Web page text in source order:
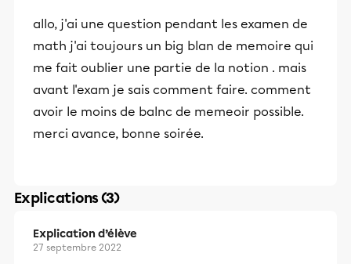
allo, j'ai une question pendant les examen de
math j'ai toujours un big blan de memoire qui
me fait oublier une partie de la notion . mais
avant l'exam je sais comment faire. comment
avoir le moins de balnc de memeoir possible.
merci avance, bonne soirée.
Explications (3)
Explication d’élève
27 septembre 2022